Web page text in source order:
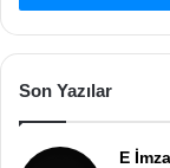
Son Yazılar
E